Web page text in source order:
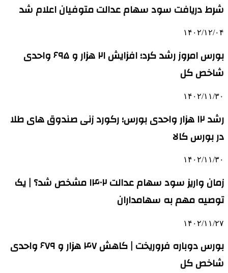
شرط دریافت سود سهام عدالت متوفیان اعلام شد
۱۴۰۲/۱۲/۰۴
بورس امروز رشد کرد؛ افزایش ۲۱ هزار و ۶۹۵ واحدی
شاخص کل
۱۴۰۲/۱۱/۳۰
رشد ۱۲ هزار واحدی بورس؛ رکورد زنی صندوق های طلا
در بورس کالا
۱۴۰۲/۱۱/۳۰
زمان واریز سود سهام عدالت ۱۴۰۲ مشخص شد؟ | یک
توصیه مهم به سهامداران
۱۴۰۲/۱۱/۲۷
بورس دوباره فروریخت | کاهش ۴۷ هزار و ۶۷۹ واحدی
شاخص کل